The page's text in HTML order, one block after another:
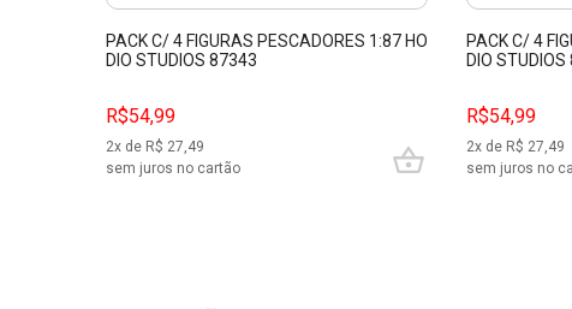
PACK C/ 4 FIGURAS PESCADORES 1:87 HO
DIO STUDIOS 87343
R$54,99
2x de R$ 27,49
sem juros no cartão
PACK C/ 4
DIO
R$54,99
2x de R$ 27,49
sem juros no